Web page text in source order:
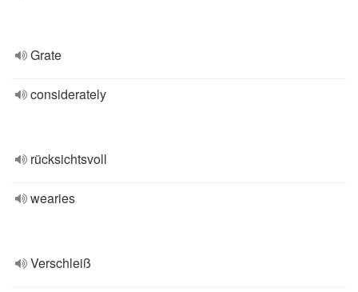
Grate
considerately
rücksichtsvoll
wearies
Verschleiß